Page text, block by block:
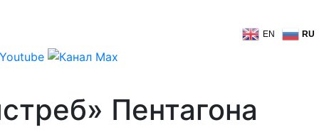
EN RU
Пентагона